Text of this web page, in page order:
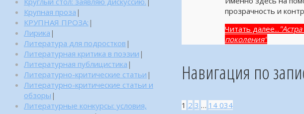
прозрачность и
Читать далее...
поколения"
Навигация по
1 2 3 … 14 034
Крупная проза |
КРУПНАЯ ПРОЗА: |
Лирика |
Литература для подростков |
Литературная критика в поэзии |
Литературная публицистика |
Литературно-критические статьи |
Литературно-критические статьи и
обзоры |
Литературные конкурсы: условия,